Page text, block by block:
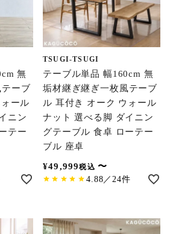
無
ーブ
ール
ニン
テー
TSUGI-TSUGI
テーブル単品 幅160cm 無
垢材継ぎ継ぎ一枚風テーブ
ル 耳付き オーク ウォール
ナット 選べる脚 ダイニン
グテーブル 食卓 ローテー
ブル 座卓
¥49,999税込 〜
4.88／24件